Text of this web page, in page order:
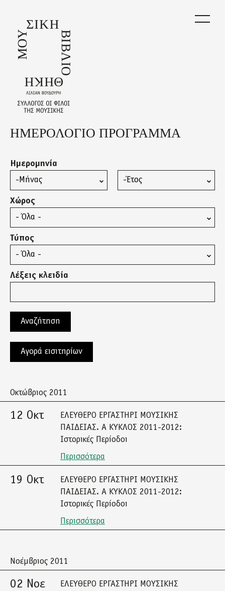
main
content
Back
ΗΜΕΡΟΛΟΓΙΟ ΠΡΟΓΡΑΜΜΑ
Ημερομηνία
Μήνας
Έτος
Χώρος
Τύπος
Λέξεις κλειδία
Αγορά εισιτηρίων
Οκτώβριος 2011
12 Οκτ
ΕΛΕΥΘΕΡΟ ΕΡΓΑΣΤΗΡΙ ΜΟΥΣΙΚΗΣ
ΠΑΙΔΕΙΑΣ. Α ΚΥΚΛΟΣ 2011-2012:
Ιστορικές Περίοδοι
Περισσότερα
19 Οκτ
ΕΛΕΥΘΕΡΟ ΕΡΓΑΣΤΗΡΙ ΜΟΥΣΙΚΗΣ
ΠΑΙΔΕΙΑΣ. Α ΚΥΚΛΟΣ 2011-2012:
Ιστορικές Περίοδοι
Περισσότερα
Νοέμβριος 2011
02 Νοε
ΕΛΕΥΘΕΡΟ ΕΡΓΑΣΤΗΡΙ ΜΟΥΣΙΚΗΣ